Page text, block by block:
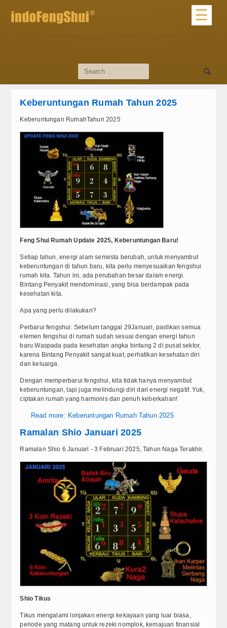
About Us
Profile Master
Materi Dasar
Artikel Feng Shui
Tips Feng Shui
Berita
Simbol
Top Artikel
Tools
Cek KUA
Video
Kontak
☰
Keberuntungan Rumah Tahun 2025
Keberuntungan RumahTahun 2025
Feng Shui Rumah Update 2025, Keberuntungan Baru!
Setiap tahun, energi alam semesta berubah, untuk menyambut
keberuntungan di tahun baru, kita perlu menyesuaikan fengshui
rumah kita. Tahun ini, ada perubahan besar dalam energi.
Bintang Penyakit mendominasi, yang bisa berdampak pada
kesehatan kita.
Apa yang perlu dilakukan?
Perbarui fengshui: Sebelum tanggal 29Januari, pastikan semua
elemen fengshui di rumah sudah sesuai dengan energi tahun
baru.Waspada pada kesehatan angka bintang 2 di pusat sektor,
karena Bintang Penyakit sangat kuat, perhatikan kesehatan diri
dan keluarga.
Dengan memperbarui fengshui, kita tidak hanya menyambut
keberuntungan, tapi juga melindungi diri dari energi negatif. Yuk,
ciptakan rumah yang harmonis dan penuh keberkahan!
Read more: Keberuntungan Rumah Tahun 2025
Ramalan Shio Januari 2025
Ramalan Shio 6 Januari - 3 Februari 2025, Tahun Naga Terakhir.
Shio Tikus
Tikus mengalami lonjakan energi kekayaan yang luar biasa,
periode yang matang untuk rezeki nomplok, kemajuan finansial